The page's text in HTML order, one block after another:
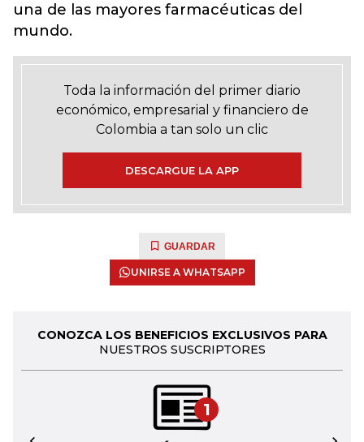
una de las mayores farmacéuticas del
mundo.
Toda la información del primer diario
económico, empresarial y financiero de
Colombia a tan solo un clic
DESCARGUE LA APP
GUARDAR
UNIRSE A WHATSAPP
CONOZCA LOS BENEFICIOS EXCLUSIVOS PARA
NUESTROS SUSCRIPTORES
1